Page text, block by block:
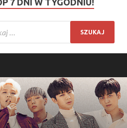
7 DNI W TYGODNIU!